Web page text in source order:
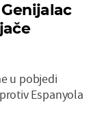
u pobjedi
Espanyola